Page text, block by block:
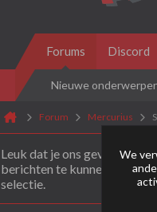
Forums Discord
Nieuwe
Forum Mercurius
Leuk dat je ons gevonden
berichten te kunnen
selectie.
We